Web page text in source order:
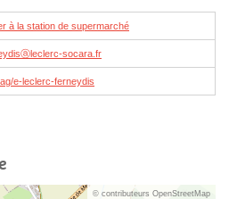
à la station de supermarché
socara.fr
e-leclerc-ferneydis
© contributeurs OpenStreetMap